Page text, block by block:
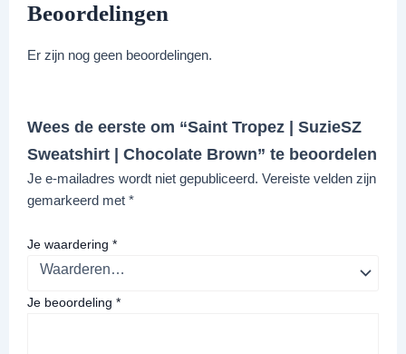
Beoordelingen
Er zijn nog geen beoordelingen.
Wees de eerste om “Saint Tropez | SuzieSZ
Sweatshirt | Chocolate Brown” te beoordelen
Je e-mailadres wordt niet gepubliceerd. Vereiste velden zijn
gemarkeerd met *
Je waardering *
Je beoordeling *